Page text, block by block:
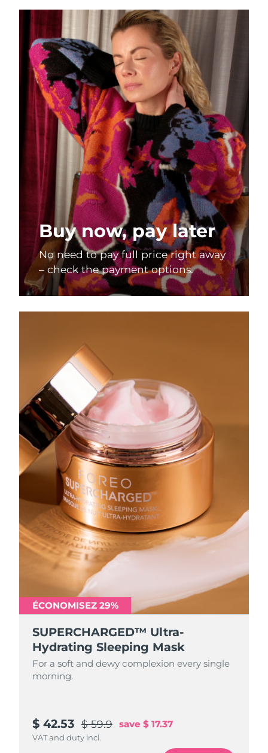
Buy now, pay later
No need to pay full price right away
– check the payment options.
ÉCONOMISEZ 29%
SUPERCHARGED™ Ultra-
Hydrating Sleeping Mask
For a soft and dewy complexion every single
morning.
$ 42.53 $ 59.9 save $ 17.37
VAT and duty incl.
Turquie Livraison estimée 8/12/26
Émirats arabes unis Livraison estimée 8/12/26
Royaume-Uni Livraison estimée 8/11/26
États-Unis Livraison estimée 8/12/26
Ouzbékistan Livraison estimée8/16/26
Viêt Nam Livraison estimée8/17/26